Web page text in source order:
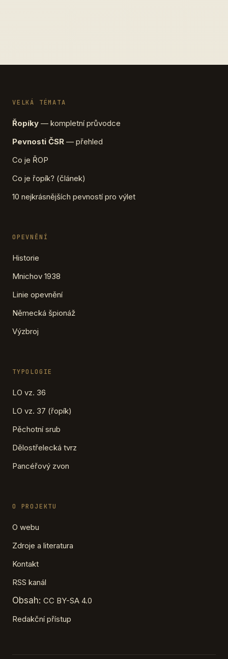
VELKÁ TÉMATA
Řopíky — kompletní průvodce
Pevnosti ČSR — přehled
Co je ŘOP
Co je řopík? (článek)
10 nejkrásnějších pevností pro výlet
OPEVNĚNÍ
Historie
Mnichov 1938
Linie opevnění
Německá špionáž
Výzbroj
TYPOLOGIE
LO vz. 36
LO vz. 37 (řopík)
Pěchotní srub
Dělostřelecká tvrz
Pancéřový zvon
O PROJEKTU
O webu
Zdroje a literatura
Kontakt
RSS kanál
Obsah: CC BY-SA 4.0
Redakční přístup